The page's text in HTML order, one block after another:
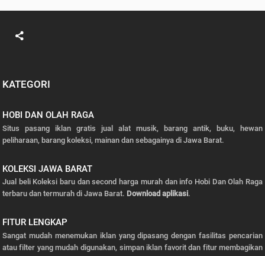
KATEGORI
HOBI DAN OLAH RAGA
Situs pasang iklan gratis jual alat musik, barang antik, buku, hewan
peliharaan, barang koleksi, mainan dan sebagainya di Jawa Barat.
KOLEKSI JAWA BARAT
Jual beli Koleksi baru dan second harga murah dan info Hobi Dan Olah Raga
terbaru dan termurah di Jawa Barat. Download aplikasi.
FITUR LENGKAP
Sangat mudah menemukan iklan yang dipasang dengan fasilitas pencarian
atau filter yang mudah digunakan, simpan iklan favorit dan fitur membagikan